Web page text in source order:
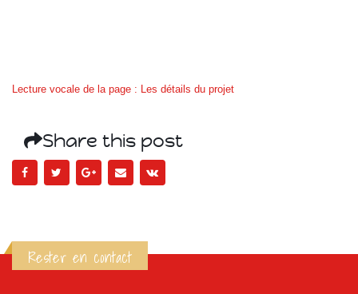
Lecture vocale de la page : Les détails du projet
Share this post
Rester en contact